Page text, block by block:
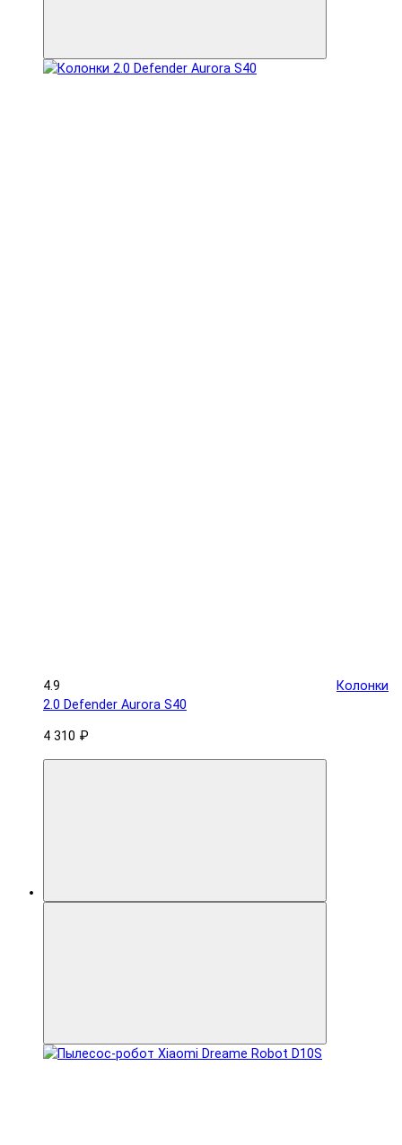
4.9
Колонки
2.0 Defender Aurora S40
4 310 ₽